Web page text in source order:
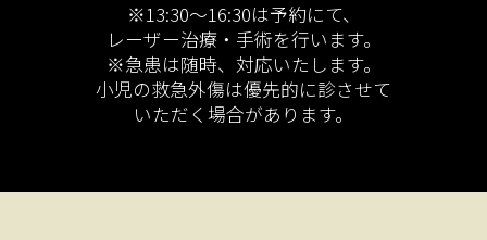
※13:30～16:30は予約にて、
レーザー治療・手術を行います。
※急患は随時、対応いたします。
小児の救急外傷は優先的に診させて
いただく場合があります。